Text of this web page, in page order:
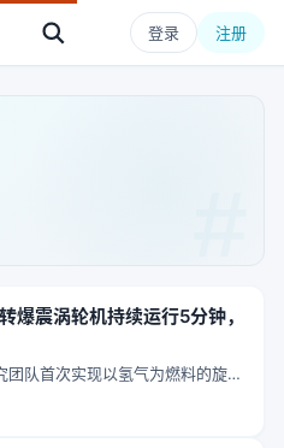
登录 注册
爆震涡轮机持续运行5分钟，
队首次实现以氢气为燃料的旋转
设计利用爆震波自行产生压力，
上可大幅提升发电效率。此前实